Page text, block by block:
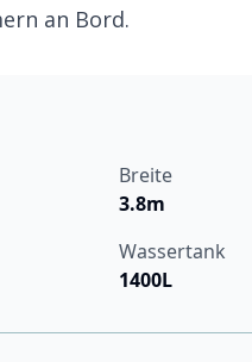
an Bord.
Breite
3.8m
Wassertank
1400L